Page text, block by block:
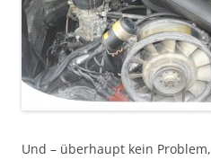
Und – überhaupt kein